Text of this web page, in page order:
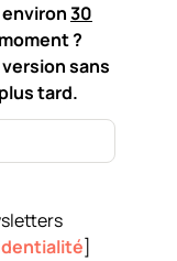
30
?
sans
tard.
]